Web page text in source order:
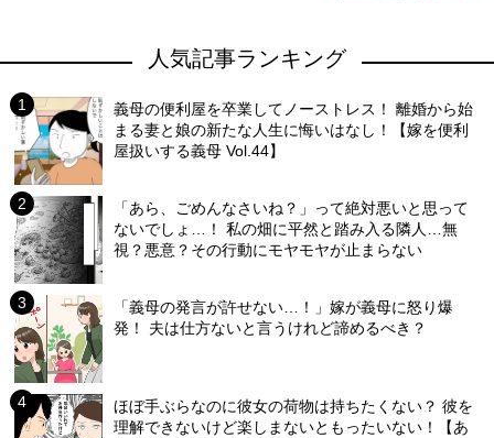
人気記事ランキング
義母の便利屋を卒業してノーストレス！ 離婚から始
まる妻と娘の新たな人生に悔いはなし！【嫁を便利
屋扱いする義母 Vol.44】
「あら、ごめんなさいね？」って絶対悪いと思って
ないでしょ…！ 私の畑に平然と踏み入る隣人…無
視？悪意？その行動にモヤモヤが止まらない
「義母の発言が許せない…！」嫁が義母に怒り爆
発！ 夫は仕方ないと言うけれど諦めるべき？
ほぼ手ぶらなのに彼女の荷物は持ちたくない？ 彼を
理解できないけど楽しまないともったいない！【あ